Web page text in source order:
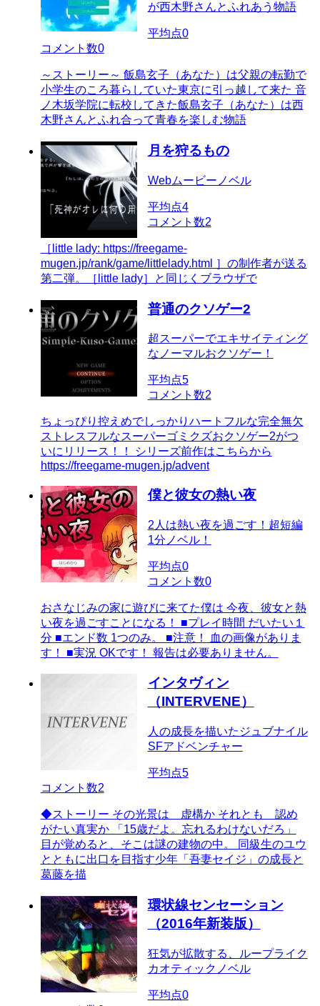
が西木野さんとふれあう物語
平均点0
コメント数0
～ストーリー～ 飯島玄子（あなた）は父親の転勤で
小学生のころ暮らしていた東京に引っ越して来た 音
ノ木坂学院に転校してきた飯島玄子（あなた）は西
木野さんとふれ合って青春を楽しむ物語
月を狩るもの
Webムービーノベル
平均点4
コメント数2
［little lady: https://freegame-
mugen.jp/rank/game/littlelady.html ］の制作者が送る
第二弾。［little lady］と同じくブラウザで
普通のクソゲー2
超スーパーでエキサイティング
なノーマルおクソゲー！
平均点5
コメント数2
ちょっぴり控えめでしっかりハートフルな完全無欠
ストレスフルなスーパーゴミクズおクソゲー2がつ
いにリリース！！ シリーズ前作はこちらから
https://freegame-mugen.jp/advent
僕と彼女の熱い夜
2人は熱い夜を過ごす！超短編
1分ノベル！
平均点0
コメント数0
おさなじみの家に遊びに来てた僕は 今夜、彼女と熱
い夜を過ごすことになる！ ■プレイ時間 だいたい１
分 ■エンド数 1つのみ。 ■注意！ 血の画像がありま
す！ ■実況 OKです！ 報告は必要ありません。
インタヴィン
（INTERVENE）
人の成長を描いたジュブナイル
SFアドベンチャー
平均点5
コメント数2
◆ストーリー その光景は 虚構か それとも 認め
がたい真実か 「15歳だよ。忘れるわけないだろ」
目が覚めると、そこは謎の建物の中。 同級生のユウ
とともに出口を目指す少年「吾妻セイジ」の成長と
葛藤を描
環状線センセーション
（2016年新装版）
狂気が拡散する、ループライク
カオティックノベル
平均点0